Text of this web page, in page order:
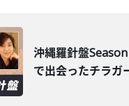
沖縄羅針盤
で出会ったチラガ